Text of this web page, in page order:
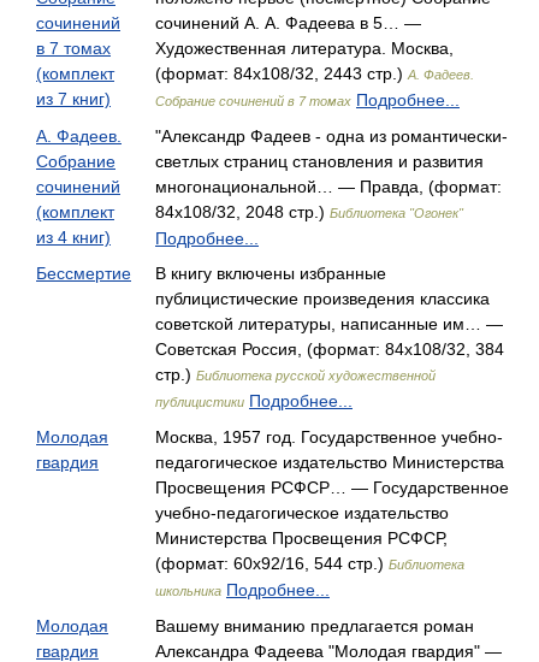
сочинений
в 7 томах
(комплект
из 7 книг)
сочинений А. А. Фадеева в 5… —
Художественная литература. Москва,
(формат: 84x108/32, 2443 стр.) А. Фадеев.
Собрание сочинений в 7 томах Подробнее...
А. Фадеев.
Собрание
сочинений
(комплект
из 4 книг)
"Александр Фадеев - одна из романтически-
светлых страниц становления и развития
многонациональной… — Правда, (формат:
84x108/32, 2048 стр.) Библиотека "Огонек"
Подробнее...
Бессмертие
В книгу включены избранные
публицистические произведения классика
советской литературы, написанные им… —
Советская Россия, (формат: 84x108/32, 384
стр.) Библиотека русской художественной
публицистики Подробнее...
Молодая
гвардия
Москва, 1957 год. Государственное учебно-
педагогическое издательство Министерства
Просвещения РСФСР… — Государственное
учебно-педагогическое издательство
Министерства Просвещения РСФСР,
(формат: 60x92/16, 544 стр.) Библиотека
школьника Подробнее...
Молодая
гвардия
Вашему вниманию предлагается роман
Александра Фадеева "Молодая гвардия" —